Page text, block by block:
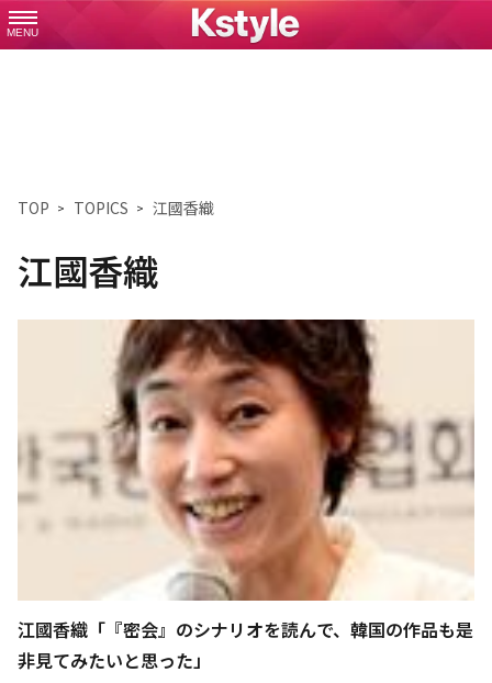
MENU
TOP TOPICS 江國香織
江國香織
江國香織「『密会』のシナリオを読んで、韓国の作品も是
非見てみたいと思った」